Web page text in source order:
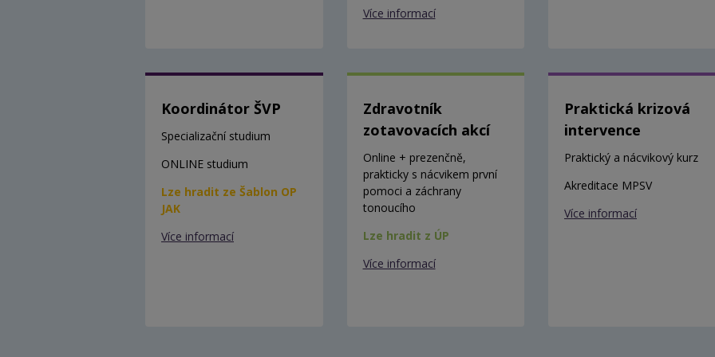
Více informací
Koordinátor ŠVP
Specializační studium
ONLINE studium
Lze hradit ze Šablon OP
JAK
Více informací
Zdravotník
zotavovacích akcí
Online + prezenčně,
prakticky s nácvikem první
pomoci a záchrany
tonoucího
Lze hradit z ÚP
Více informací
Praktická krizová
intervence
Praktický a nácvikový kurz
Akreditace MPSV
Více informací